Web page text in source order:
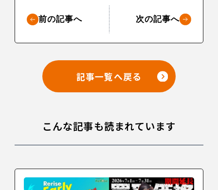
前の記事へ 次の記事へ
記事一覧へ戻る
こんな記事も読まれています